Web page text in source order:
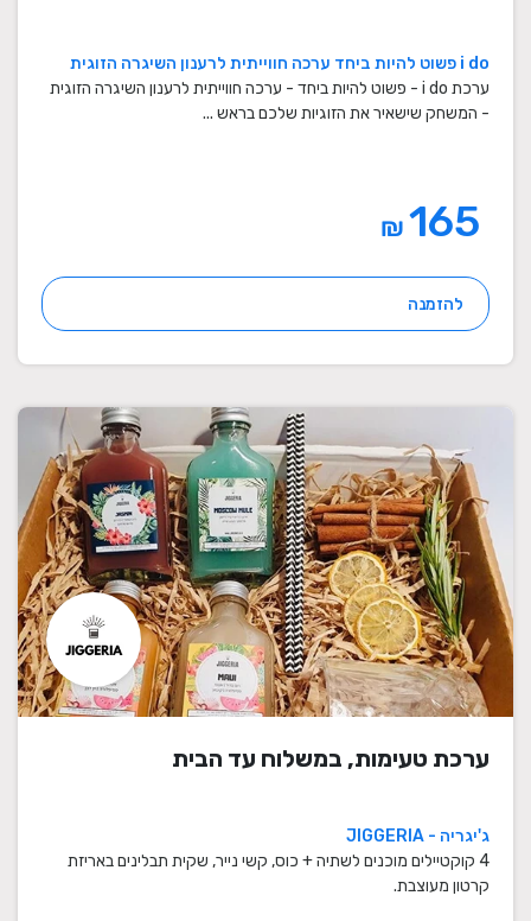
i do פשוט להיות ביחד ערכה חווייתית לרענון השיגרה הזוגית
ערכת i do - פשוט להיות ביחד - ערכה חווייתית לרענון השיגרה הזוגית
- המשחק שישאיר את הזוגיות שלכם בראש ...
₪
להזמנה
ערכת טעימות, במשלוח עד הבית
ג'יגריה - JIGGERIA
4 קוקטיילים מוכנים לשתיה + כוס, קשי נייר, שקית תבלינים באריזת
קרטון מעוצבת.